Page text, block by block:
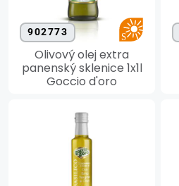
902773
Olivový olej extra
panenský sklenice 1x1l
Goccio d'oro